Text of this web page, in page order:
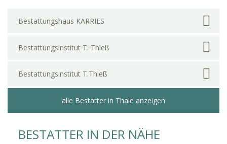
Bestattungshaus KARRIES
Bestattungsinstitut T. Thieß
Bestattungsinstitut T.Thieß
alle Bestatter in Thale anzeigen
BESTATTER IN DER NÄHE